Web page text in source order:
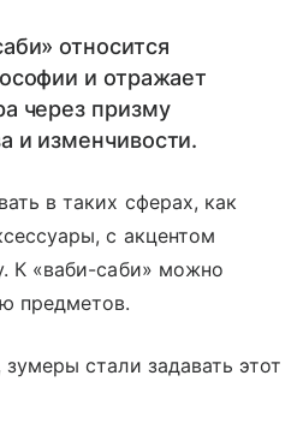
относится
и отражает
через призму
и изменчивости.
в таких сферах, как
с акцентом
К «ваби-саби» можно
предметов.
стали задавать этот